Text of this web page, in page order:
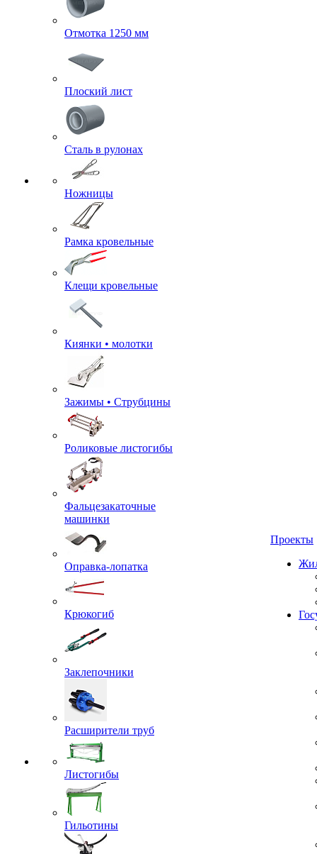
Отмотка 1250 мм
Плоский лист
Сталь в рулонах
Ножницы
Рамка кровельные
Клещи кровельные
Киянки • молотки
Зажимы • Струбцины
Роликовые листогибы
Фальцезакаточные
машинки
Оправка-лопатка
Крюкогиб
Заклепочники
Расширители труб
Листогибы
Гильотины